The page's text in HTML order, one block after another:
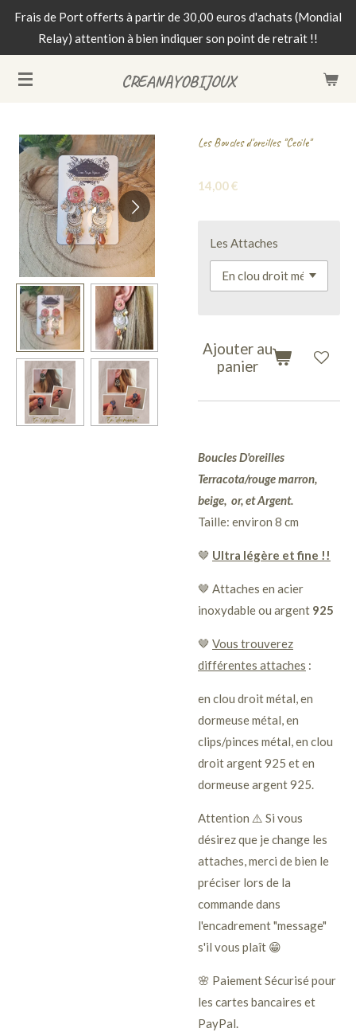
Passer
principal
CREANAYOBIJOUX
Frais de Port offerts à partir de 30,00 euros d'achats (Mondial
Relay) attention à bien indiquer son point de retrait !!
Les Boucles d'oreilles "Cecile"
14,00 €
Les Attaches
Ajouter au
panier
Boucles D'oreilles
Terracota/rouge marron,
beige, or, et Argent.
Taille: environ 8 cm
🤎 Ultra légère et fine !!
🤎 Attaches en acier
inoxydable ou argent 925
🤎 Vous trouverez
différentes attaches :
en clou droit métal, en
dormeuse métal, en
clips/pinces métal, en clou
droit argent 925 et en
dormeuse argent 925.
Attention ⚠️ Si vous
désirez que je change les
attaches, merci de bien le
préciser lors de la
commande dans
l'encadrement "message"
s'il vous plaît 😁
🌸 Paiement Sécurisé pour
les cartes bancaires et
PayPal.